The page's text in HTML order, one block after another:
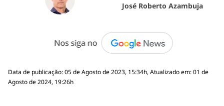
José Roberto Azambuja
Data de publicação: 05 de Agosto de 2023, 15:34h, Atualizado em: 01 de
Agosto de 2024, 19:26h